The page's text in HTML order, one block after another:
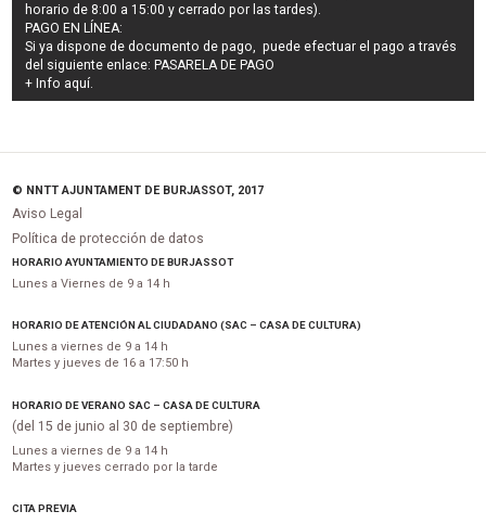
horario de 8:00 a 15:00 y cerrado por las tardes).
PAGO EN LÍNEA:
Si ya dispone de documento de pago, puede efectuar el pago a través
del siguiente enlace:PASARELA DE PAGO
+ Info aquí
© NNTT AJUNTAMENT DE BURJASSOT, 2017
Aviso Legal
Política de protección de datos
HORARIO AYUNTAMIENTO DE BURJASSOT
Lunes a Viernes de 9 a 14 h
HORARIO DE ATENCIÓN AL CIUDADANO (SAC – CASA DE CULTURA)
Lunes a viernes de 9 a 14 h
Martes y jueves de 16 a 17:50 h
HORARIO DE VERANO SAC – CASA DE CULTURA
(del 15 de junio al 30 de septiembre)
Lunes a viernes de 9 a 14 h
Martes y jueves cerrado por la tarde
CITA PREVIA